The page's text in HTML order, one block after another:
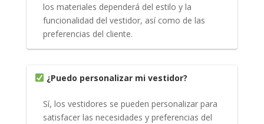
los materiales dependerá del estilo y la
funcionalidad del vestidor, así como de las
preferencias del cliente.
¿Puedo personalizar mi vestidor?
Sí, los vestidores se pueden personalizar para
satisfacer las necesidades y preferencias del